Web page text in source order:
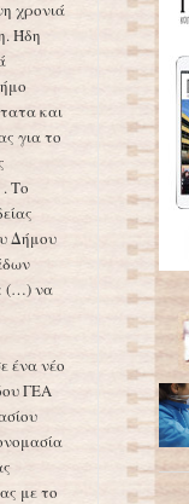
χρονιά
Ήδη
και
για το
Το
Δήμου
(…) να
ένα νέο
ΓΕΑ
με το